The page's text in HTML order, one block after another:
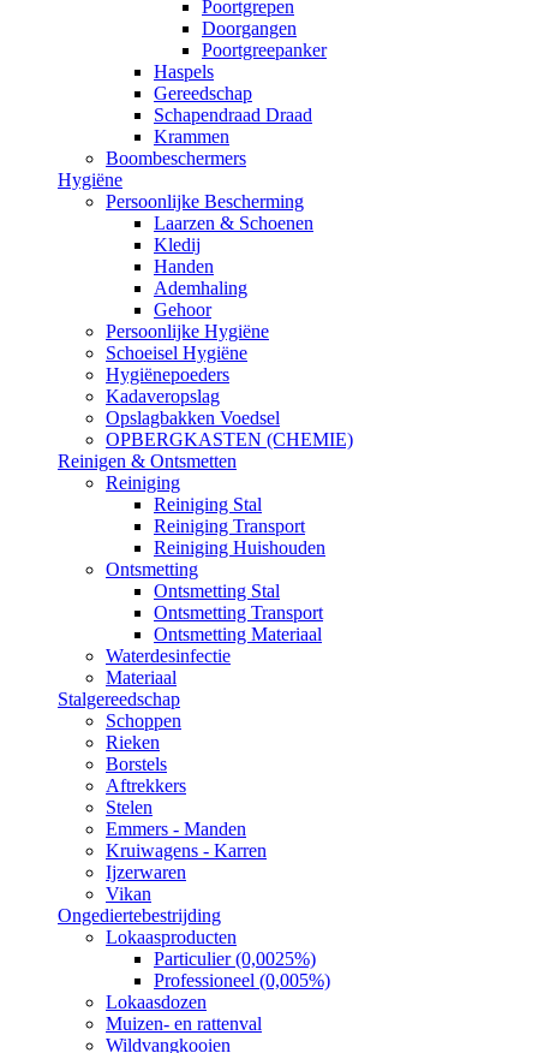
Poortgrepen
Doorgangen
Poortgreepanker
Haspels
Gereedschap
Schapendraad Draad
Krammen
Boombeschermers
Hygiëne
Persoonlijke Bescherming
Laarzen & Schoenen
Kledij
Handen
Ademhaling
Gehoor
Persoonlijke Hygiëne
Schoeisel Hygiëne
Hygiënepoeders
Kadaveropslag
Opslagbakken Voedsel
OPBERGKASTEN (CHEMIE)
Reinigen & Ontsmetten
Reiniging
Reiniging Stal
Reiniging Transport
Reiniging Huishouden
Ontsmetting
Ontsmetting Stal
Ontsmetting Transport
Ontsmetting Materiaal
Waterdesinfectie
Materiaal
Stalgereedschap
Schoppen
Rieken
Borstels
Aftrekkers
Stelen
Emmers - Manden
Kruiwagens - Karren
Ijzerwaren
Vikan
Ongediertebestrijding
Lokaasproducten
Particulier (0,0025%)
Professioneel (0,005%)
Lokaasdozen
Muizen- en rattenval
Wildvangkooien